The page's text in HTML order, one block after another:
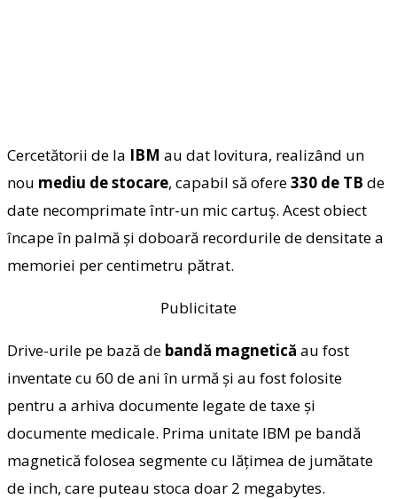
Cercetătorii de la IBM au dat lovitura, realizând un
nou mediu de stocare, capabil să ofere330 de TB de
date necomprimate într-un mic cartuş. Acest obiect
încape în palmă şi doboară recordurile de densitate a
memoriei per centimetru pătrat.
Publicitate
Drive-urile pe bază de bandă magnetică au fost
inventate cu 60 de ani în urmă şi au fost folosite
pentru a arhiva documente legate de taxe şi
documente medicale. Prima unitate IBM pe bandă
magnetică folosea segmente cu lăţimea de jumătate
de inch, care puteau stoca doar 2 megabytes.